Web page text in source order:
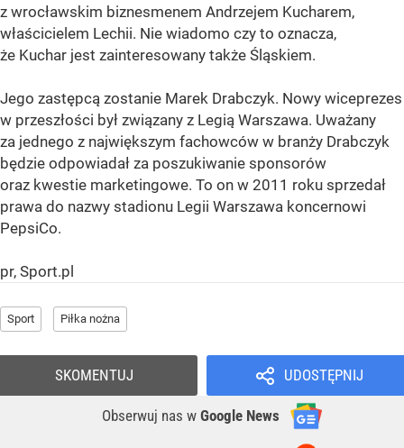
z wrocławskim biznesmenem Andrzejem Kucharem,
właścicielem Lechii. Nie wiadomo czy to oznacza,
że Kuchar jest zainteresowany także Śląskiem.
Jego zastępcą zostanie Marek Drabczyk. Nowy wiceprezes
w przeszłości był związany z Legią Warszawa. Uważany
za jednego z największym fachowców w branży Drabczyk
będzie odpowiadał za poszukiwanie sponsorów
oraz kwestie marketingowe. To on w 2011 roku sprzedał
prawa do nazwy stadionu Legii Warszawa koncernowi
PepsiCo.
pr, Sport.pl
Sport Piłka nożna
UDOSTĘPNIJ
Obserwuj nas w Google News
SKOMENTUJ